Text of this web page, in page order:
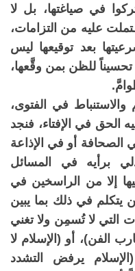
في صياغتها، بل لا
عليه من التزامات،
بعد توقيعها ليس
تحسيناً للظن بمن وقَّعها،
في الفتوى،
في الإفتاء، فنجد
الصحافة أو في الإذاعة
برأيه في المسائل
إلا من الراسخين في
يتكلم في ذلك بما يبين
لا تُسمِن ولا تغني
الفن)، أو (الإسلام لا
يرفض التشدد